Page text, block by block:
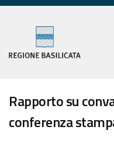
Rapporto su
conferenza